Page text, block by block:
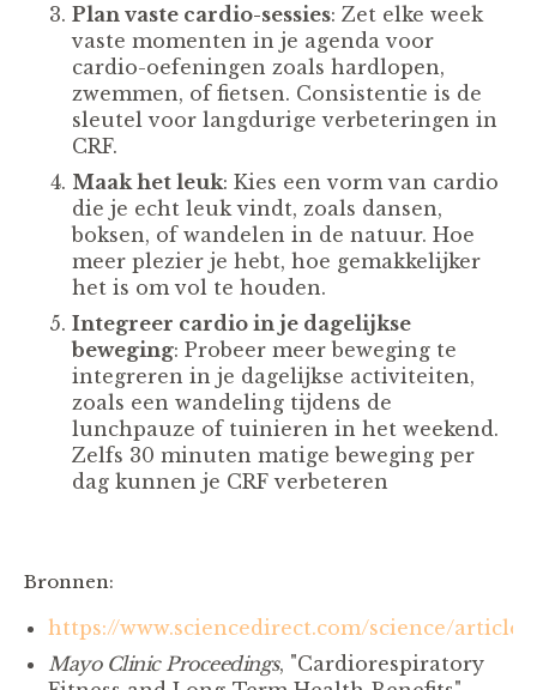
Plan vaste cardio-sessies: Zet elke week
vaste momenten in je agenda voor
cardio-oefeningen zoals hardlopen,
zwemmen, of fietsen. Consistentie is de
sleutel voor langdurige verbeteringen in
CRF.
Maak het leuk: Kies een vorm van cardio
die je echt leuk vindt, zoals dansen,
boksen, of wandelen in de natuur. Hoe
meer plezier je hebt, hoe gemakkelijker
het is om vol te houden.
Integreer cardio in je dagelijkse
beweging: Probeer meer beweging te
integreren in je dagelijkse activiteiten,
zoals een wandeling tijdens de
lunchpauze of tuinieren in het weekend.
Zelfs 30 minuten matige beweging per
dag kunnen je CRF verbeteren
Bronnen:
https://www.sciencedirect.com/science/article/
Mayo Clinic Proceedings, "Cardiorespiratory